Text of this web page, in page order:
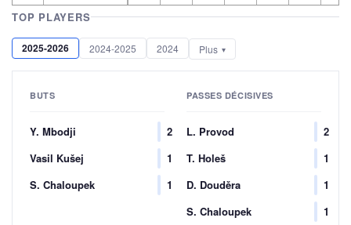
TOP PLAYERS
2025-2026 2024-2025 2024 Plus
BUTS
Y. Mbodji
2
Vasil Kušej
1
S. Chaloupek
1
PASSES DÉCISIVES
L. Provod
2
T. Holeš
1
D. Douděra
1
S. Chaloupek
1